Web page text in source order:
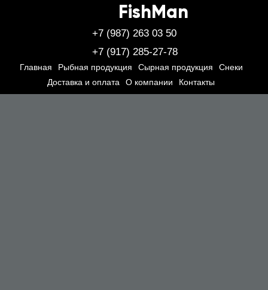
FishMan
+7 (987) 263 03 50
+7 (917) 285-27-78
Главная Рыбная продукция Сырная продукция
Снеки
Доставка и оплата
О компании Контакты